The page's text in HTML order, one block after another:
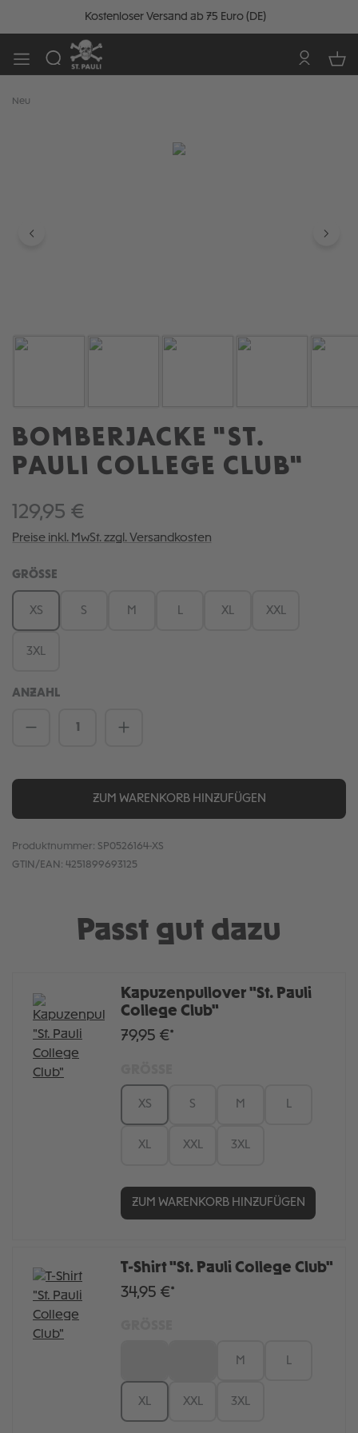
Kostenloser Versand ab 75 Euro (DE)
Neu
BOMBERJACKE "ST.
PAULI COLLEGE CLUB"
129,95 €
Preise inkl. MwSt. zzgl. Versandkosten
GRÖSSE
XS S M XL XXL
3XL
ANZAHL
Produkt Anzahl: Gib den gewünschten
ZUM WARENKORB HINZUFÜGEN
Produktnummer: SP0526164-XS
GTIN/EAN: 4251899693125
Passt gut dazu
Kapuzenpullover "St. Pauli
College Club"
79,95 €*
XS S M L
XL XXL 3XL
ZUM WARENKORB HINZUFÜGEN
T-Shirt "St. Pauli College Club"
34,95 €*
M
XL XXL 3XL